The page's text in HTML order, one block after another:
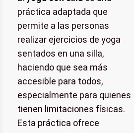
práctica adaptada que
permite a las personas
realizar ejercicios de yoga
sentados en una silla,
haciendo que sea más
accesible para todos,
especialmente para quienes
tienen limitaciones físicas.
Esta práctica ofrece